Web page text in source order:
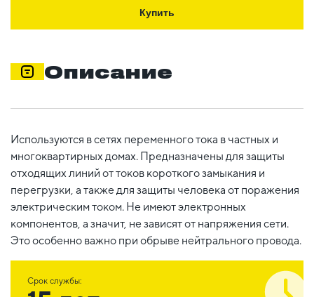
Купить
Описание
Используются в сетях переменного тока в частных и
многоквартирных домах. Предназначены для защиты
отходящих линий от токов короткого замыкания и
перегрузки, а также для защиты человека от поражения
электрическим током. Не имеют электронных
компонентов, а значит, не зависят от напряжения сети.
Это особенно важно при обрыве нейтрального провода.
Срок службы: